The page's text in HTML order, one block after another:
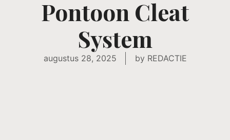
Pontoon Cleat
System
augustus 28, 2025 by REDACTIE